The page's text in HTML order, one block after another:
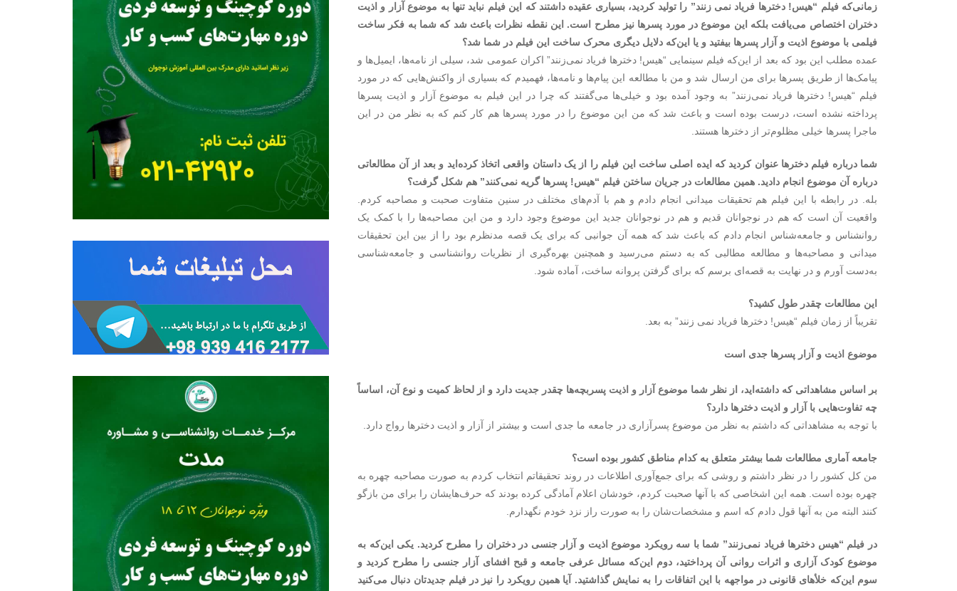
زمانی‌که فیلم “هیس! دخترها فریاد نمی زنند” را تولید کردید، بسیاری عقیده داشتند که این فیلم نباید تنها به موضوع آزار و اذیت
دختران اختصاص می‌یافت بلکه این موضوع در مورد پسرها نیز مطرح است. این نقطه نظرات باعث شد که شما به فکر ساخت
فیلمی با موضوع اذیت و آزار پسرها بیفتید و یا این‌که دلایل دیگری محرک ساخت این فیلم در شما شد؟
عمده مطلب این بود که بعد از این‌که فیلم سینمایی “هیس! دخترها فریاد نمی‌زنند” اکران عمومی شد، سیلی از نامه‌ها، ایمیل‌ها و
پیامک‌ها از طریق پسرها برای من ارسال شد و من با مطالعه این پیام‌ها و نامه‌ها، فهمیدم که بسیاری از واکنش‌هایی که در مورد
فیلم “هیس! دخترها فریاد نمی‌زنند” به وجود آمده بود و خیلی‌ها می‌گفتند که چرا در این فیلم به موضوع آزار و اذیت پسرها
پرداخته نشده است، درست بوده است و باعث شد که من این موضوع را در مورد پسرها هم کار کنم که به نظر من در این
ماجرا پسرها خیلی مظلوم‌تر از دخترها هستند.
شما درباره فیلم دخترها عنوان کردید که ایده اصلی ساخت این فیلم را از یک داستان واقعی اتخاذ کرده‌اید و بعد از آن مطالعاتی
درباره آن موضوع انجام دادید. همین مطالعات در جریان ساختن فیلم “هیس! پسرها گریه نمی‌کنند” هم شکل گرفت؟
بله. در رابطه با این فیلم هم تحقیقات میدانی انجام دادم و هم با آدم‌های مختلف در سنین متفاوت صحبت و مصاحبه کردم.
واقعیت آن است که هم در نوجوانان قدیم و هم در نوجوانان جدید این موضوع وجود دارد و من این مصاحبه‌ها را با کمک یک
روانشناس و جامعه‌شناس انجام دادم که باعث شد که همه آن جوانبی که برای یک قصه مدنظرم بود را از بین این تحقیقات
میدانی و مصاحبه‌ها و مطالعه مطالبی که به دستم می‌رسید و همچنین بهره‌گیری از نظریات روانشناسی و جامعه‌شناسی
به‌دست آورم و در نهایت به قصه‌ای برسم که برای گرفتن پروانه ساخت، آماده شود.
این مطالعات چقدر طول کشید؟
تقریباً از زمان فیلم “هیس! دخترها فریاد نمی زنند” به بعد.
موضوع اذیت و آزار پسرها جدی است
بر اساس مشاهداتی که داشته‌اید، از نظر شما موضوع آزار و اذیت پسربچه‌ها چقدر جدیت دارد و از لحاظ کمیت و نوع آن، اساساً
چه تفاوت‌هایی با آزار و اذیت دخترها دارد؟
با توجه به مشاهداتی که داشتم به نظر من موضوع پسرآزاری در جامعه ما جدی است و بیشتر از آزار و اذیت دخترها رواج دارد.
جامعه آماری مطالعات شما بیشتر متعلق به کدام مناطق کشور بوده است؟
من کل کشور را در نظر داشتم و روشی که برای جمع‌آوری اطلاعات در روند تحقیقاتم انتخاب کردم به صورت مصاحبه چهره به
چهره بوده است. همه این اشخاصی که با آنها صحبت کردم، خودشان اعلام آمادگی کرده بودند که حرف‌هایشان را برای من بازگو
کنند البته من به آنها قول دادم که اسم و مشخصات‌شان را به صورت راز نزد خودم نگهدارم.
در فیلم “هیس دخترها فریاد نمی‌زنند” شما با سه رویکرد موضوع اذیت و آزار جنسی در دختران را مطرح کردید. یکی این‌که به
موضوع کودک آزاری و اثرات روانی آن پرداختید، دوم این‌که مسائل عرفی جامعه و قبح افشای آزار جنسی را مطرح کردید و
سوم این‌که خلأ‌های قانونی در مواجهه با این اتفاقات را به نمایش گذاشتید. آیا همین رویکرد را نیز در فیلم جدیدتان دنبال می‌کنید